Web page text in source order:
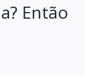
Então